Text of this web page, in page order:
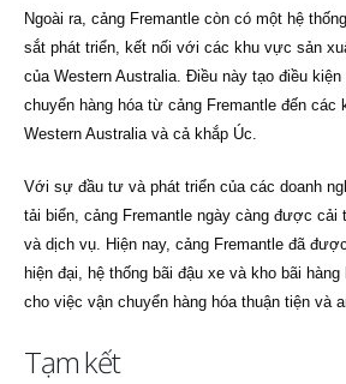
Ngoài ra, cảng Fremantle còn có một hệ
sắt phát triển, kết nối với các khu vực sản
của Western Australia. Điều này tạo điều
chuyển hàng hóa từ cảng Fremantle đến các
Western Australia và cả khắp Úc.
Với sự đầu tư và phát triển của các doanh
tải biển, cảng Fremantle ngày càng được
và dịch vụ. Hiện nay, cảng Fremantle đã
hiện đại, hệ thống bãi đậu xe và kho bãi
cho việc vận chuyển hàng hóa thuận tiện và
Tạm kết